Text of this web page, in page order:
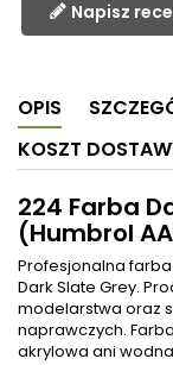
Napisz
OPIS
KOSZT
224 Farba
(Humbrol
Profesjonalna
Dark Slate Grey.
modelarstwa oraz
naprawczych.
akrylowa ani